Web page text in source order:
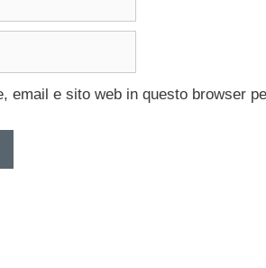
email e sito web in questo browser